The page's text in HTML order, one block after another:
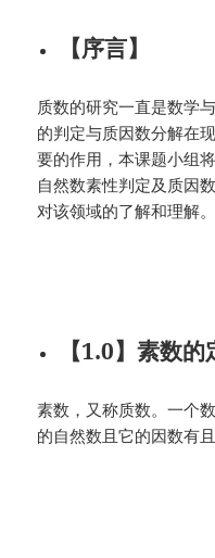
【序言】
质数的研究一直是数学
的判定与质因数分解在
要的作用，本课题小组
自然数素性判定及质因
对该领域的了解和理解。
【1.0】素数的
素数，又称质数。一个
的自然数且它的因数有